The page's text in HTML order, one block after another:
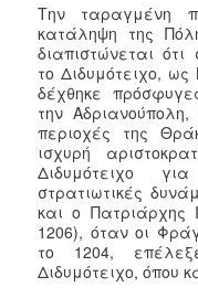
Την ταραγμένη
κατάληψη της
διαπιστώνεται
το Διδυμότειχο,
δέχθηκε
την
περιοχές της
ισχυρή
Διδυμότειχο
στρατιωτικές
και ο Πατριάρχης
1206), όταν οι
το 1204,
Διδυμότειχο, όπου